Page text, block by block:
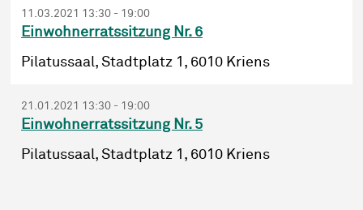
11.03.2021 13:30 - 19:00
Einwohnerratssitzung Nr. 6
Pilatussaal, Stadtplatz 1, 6010 Kriens
21.01.2021 13:30 - 19:00
Einwohnerratssitzung Nr. 5
Pilatussaal, Stadtplatz 1, 6010 Kriens